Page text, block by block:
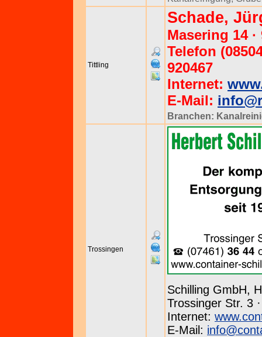
Tittling
Schade,
Masering 14
Telefon
920467
Internet:
E-Mail:
Branchen:
Trossingen
Schilling GmbH,
Trossinger Str. 3
Internet:
E-Mail: